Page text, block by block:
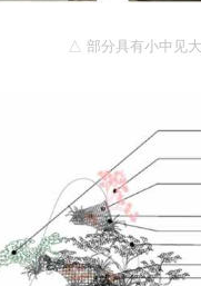
△ 部分具有小中见